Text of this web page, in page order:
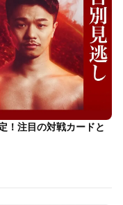
！注目の対戦カードと